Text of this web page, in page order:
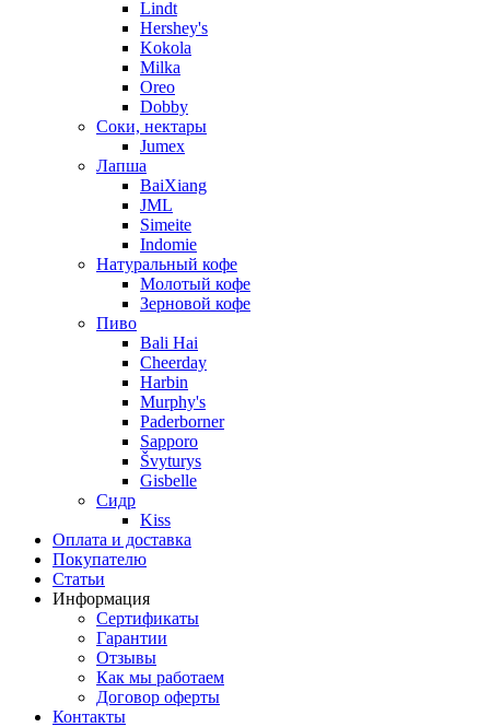
Lindt
Hershey's
Kokola
Milka
Oreo
Dobby
Соки, нектары
Jumex
Лапша
BaiXiang
JML
Simeite
Indomie
Натуральный кофе
Молотый кофе
Зерновой кофе
Пиво
Bali Hai
Cheerday
Harbin
Murphy's
Paderborner
Sapporo
Švyturys
Gisbelle
Сидр
Kiss
Оплата и доставка
Покупателю
Статьи
Информация
Сертификаты
Гарантии
Отзывы
Как мы работаем
Договор оферты
Контакты